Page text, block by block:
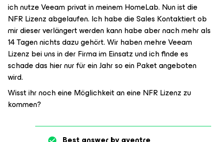
ich nutze Veeam privat in meinem HomeLab. Nun ist die
NFR Lizenz abgelaufen. Ich habe die Sales Kontaktiert ob
mir dieser verlängert werden kann habe aber nach mehr als
14 Tagen nichts dazu gehört. Wir haben mehre Veeam
Lizenz bei uns in der Firma im Einsatz und ich finde es
schade das hier nur für ein Jahr so ein Paket angeboten
wird.
Wisst ihr noch eine Möglichkeit an eine NFR Lizenz zu
kommen?